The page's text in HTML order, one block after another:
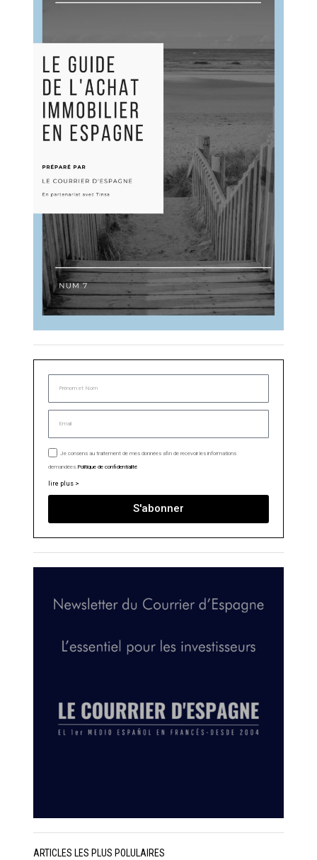
Je consens au traitement de mes données afin de recevoir les informations
demandées. Politique de confidentialité
lire plus >
S'abonner
ARTICLES LES PLUS POLULAIRES